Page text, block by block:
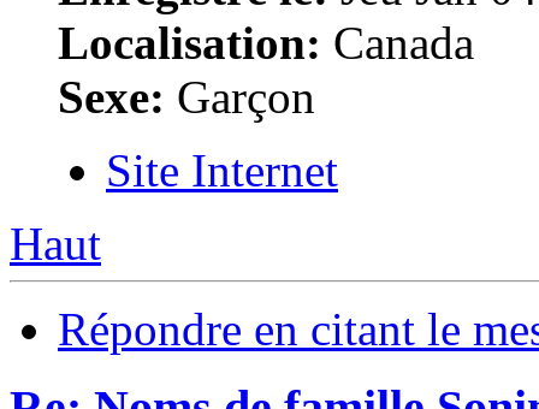
Localisation: Canada
Sexe: Garçon
Site Internet
Haut
Répondre en citant le